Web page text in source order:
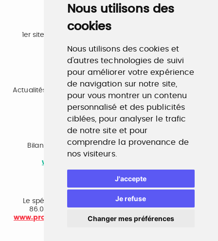
Nous utilisons des
cookies
Nous utilisons des cookies et
d'autres technologies de suivi
pour améliorer votre expérience
de navigation sur notre site,
pour vous montrer un contenu
personnalisé et des publicités
ciblées, pour analyser le trafic
de notre site et pour
comprendre la provenance de
nos visiteurs.
J'accepte
Je refuse
Changer mes préférences
Emploi
1er site emploi du secteur culturel 784.000 visites et
www.profilculture.com
Formation
Actualités, guide et annuaire des formations aux métiers
de la culture.
www.profilculture-formation.com
Accompagnement professionnel
Bilan de compétences, coaching, techniques de
recherche d'emploi, entretien conseil.
www.profilculture-competences.com
Le spécialiste du secteur culturel, une cvthèque de
86.000 CV et réseau unique de professionnels.
www.profilculture-conseil.com/cabinet-recrutement